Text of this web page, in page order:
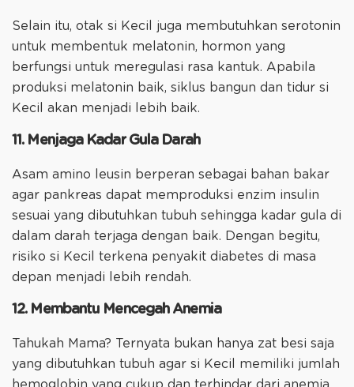
Selain itu, otak si Kecil juga membutuhkan serotonin
untuk membentuk melatonin, hormon yang
berfungsi untuk meregulasi rasa kantuk. Apabila
produksi melatonin baik, siklus bangun dan tidur si
Kecil akan menjadi lebih baik.
11. Menjaga Kadar Gula Darah
Asam amino leusin berperan sebagai bahan bakar
agar pankreas dapat memproduksi enzim insulin
sesuai yang dibutuhkan tubuh sehingga kadar gula di
dalam darah terjaga dengan baik. Dengan begitu,
risiko si Kecil terkena penyakit diabetes di masa
depan menjadi lebih rendah.
12. Membantu Mencegah Anemia
Tahukah Mama? Ternyata bukan hanya zat besi saja
yang dibutuhkan tubuh agar si Kecil memiliki jumlah
hemoglobin yang cukup dan terhindar dari anemia.